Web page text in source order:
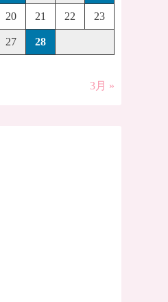
20 21 22 23
27 28
3月 »